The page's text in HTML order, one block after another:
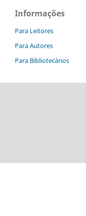
Informações
Para Leitores
Para Autores
Para Bibliotecários